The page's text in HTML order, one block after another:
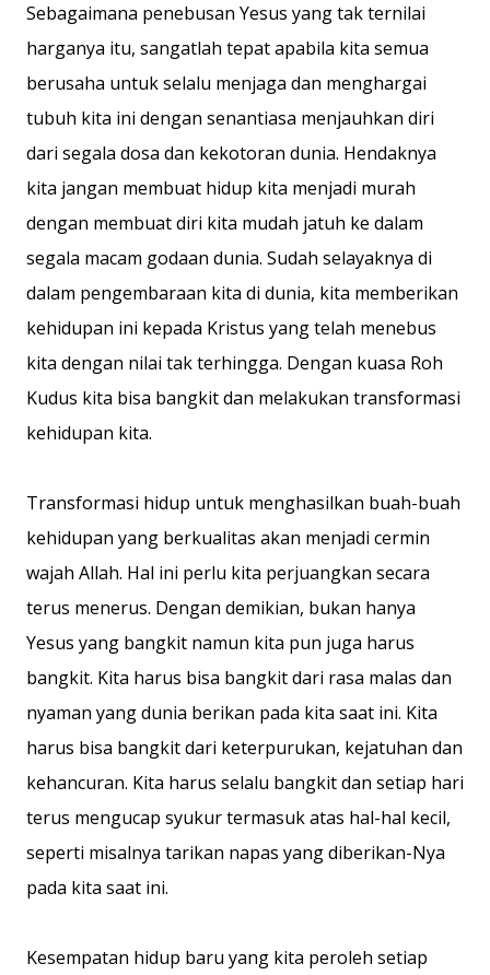
Sebagaimana penebusan Yesus yang tak ternilai
harganya itu, sangatlah tepat apabila kita semua
berusaha untuk selalu menjaga dan menghargai
tubuh kita ini dengan senantiasa menjauhkan diri
dari segala dosa dan kekotoran dunia. Hendaknya
kita jangan membuat hidup kita menjadi murah
dengan membuat diri kita mudah jatuh ke dalam
segala macam godaan dunia. Sudah selayaknya di
dalam pengembaraan kita di dunia, kita memberikan
kehidupan ini kepada Kristus yang telah menebus
kita dengan nilai tak terhingga. Dengan kuasa Roh
Kudus kita bisa bangkit dan melakukan transformasi
kehidupan kita.
Transformasi hidup untuk menghasilkan buah-buah
kehidupan yang berkualitas akan menjadi cermin
wajah Allah. Hal ini perlu kita perjuangkan secara
terus menerus. Dengan demikian, bukan hanya
Yesus yang bangkit namun kita pun juga harus
bangkit. Kita harus bisa bangkit dari rasa malas dan
nyaman yang dunia berikan pada kita saat ini. Kita
harus bisa bangkit dari keterpurukan, kejatuhan dan
kehancuran. Kita harus selalu bangkit dan setiap hari
terus mengucap syukur termasuk atas hal-hal kecil,
seperti misalnya tarikan napas yang diberikan-Nya
pada kita saat ini.
Kesempatan hidup baru yang kita peroleh setiap